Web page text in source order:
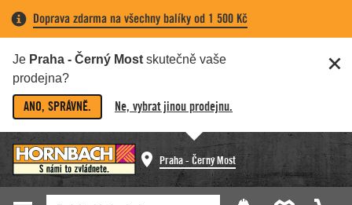
Doprava zdarma na všechny balíky od 1 500 Kč
Je Praha - Černý Most skutečně vaše
prodejna?
ANO, SPRÁVNĚ. Ne, vybrat jinou prodejnu.
Praha - Černý Most